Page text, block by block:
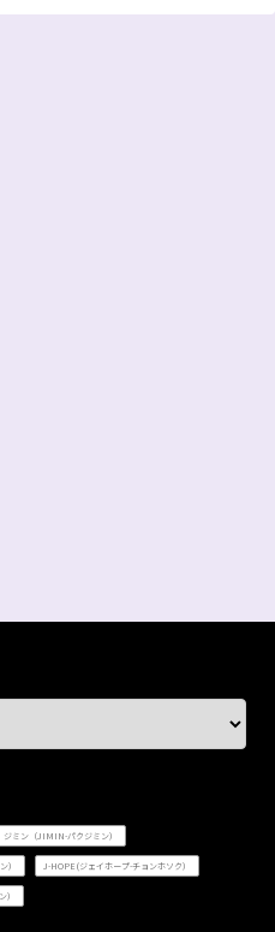
ジミン（JIMIN-パクジミン）
） J-HOPE(ジェイホープ-チョンホソク）
）